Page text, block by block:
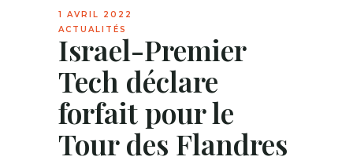
1 AVRIL 2022
ACTUALITÉS
Israel-Premier
Tech déclare
forfait pour le
Tour des Flandres